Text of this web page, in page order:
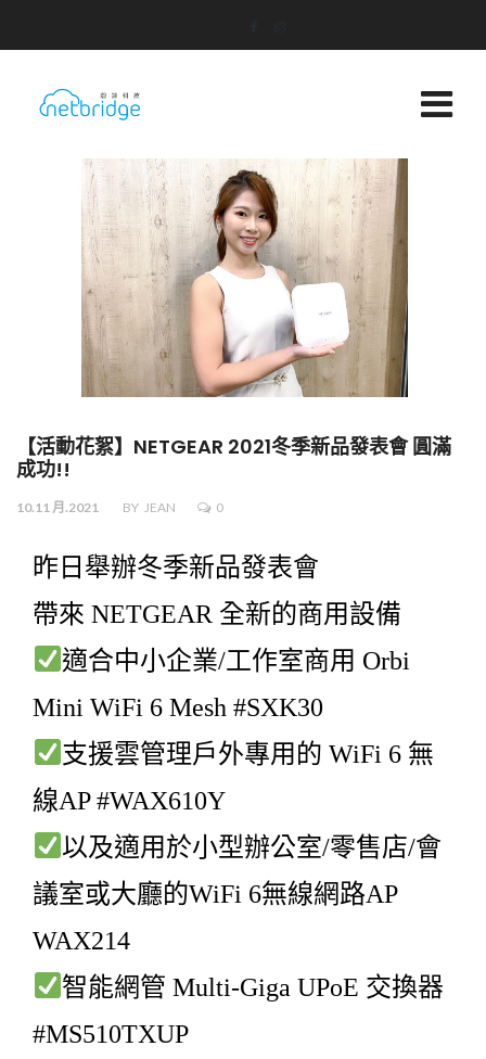
【活動花絮】NETGEAR 2021冬季新品發表會 圓滿
成功!!
10.11 月.2021 BY JEAN 0
昨日舉辦冬季新品發表會
帶來 NETGEAR 全新的商用設備
適合中小企業/工作室商用 Orbi
Mini WiFi 6 Mesh #SXK30
支援雲管理戶外專用的 WiFi 6 無
線AP #WAX610Y
以及適用於小型辦公室/零售店/會
議室或大廳的WiFi 6無線網路AP
WAX214
智能網管 Multi-Giga UPoE 交換器
#MS510TXUP